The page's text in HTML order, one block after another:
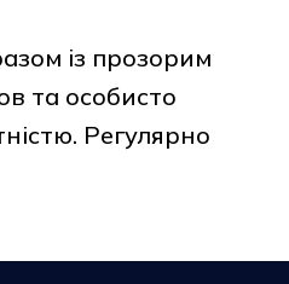
із прозорим
та особисто
Регулярно